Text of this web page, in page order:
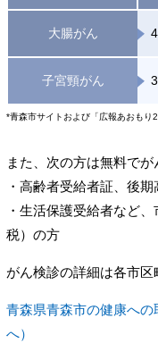
大腸がん
子宮頸がん
*青森市サイトおよび「広報あおも
また、次の方は無料でが
・高齢者受給者証、後
・生活保護受給者など
税）の方
がん検診の詳細は各市区
青森県青森市の健康へ
へ）